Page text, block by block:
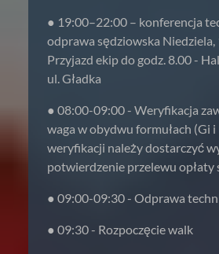
● 19:00–22:00 – konferencja
odprawa sędziowska Niedziela,
Przyjazd ekip do godz. 8.00 -
ul. Gładka
● 08:00-09:00 - Weryfikacja
waga w obydwu formułach (Gi i
weryfikacji należy dostarczyć
potwierdzenie przelewu
● 09:00-09:30 - Odprawa
● 09:30 - Rozpoczęcie walk